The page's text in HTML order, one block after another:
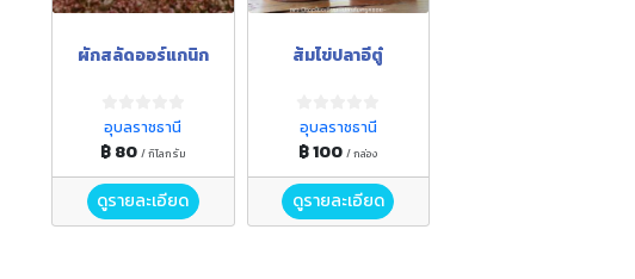
ผักสลัดออร์แกนิก
อุบลราชธานี
฿ 80 / กิโลกรัม
ดูรายละเอียด
ส้มไข่ปลาอีตู๋
อุบลราชธานี
฿ 100 / กล่อง
ดูรายละเอียด